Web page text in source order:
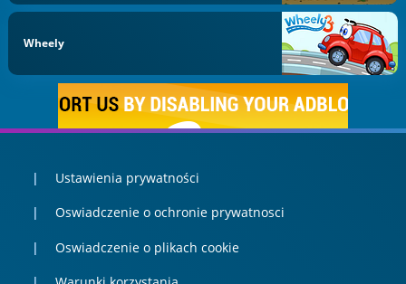
Wheely
Ustawienia prywatności
Oswiadczenie o ochronie prywatnosci
Oswiadczenie o plikach cookie